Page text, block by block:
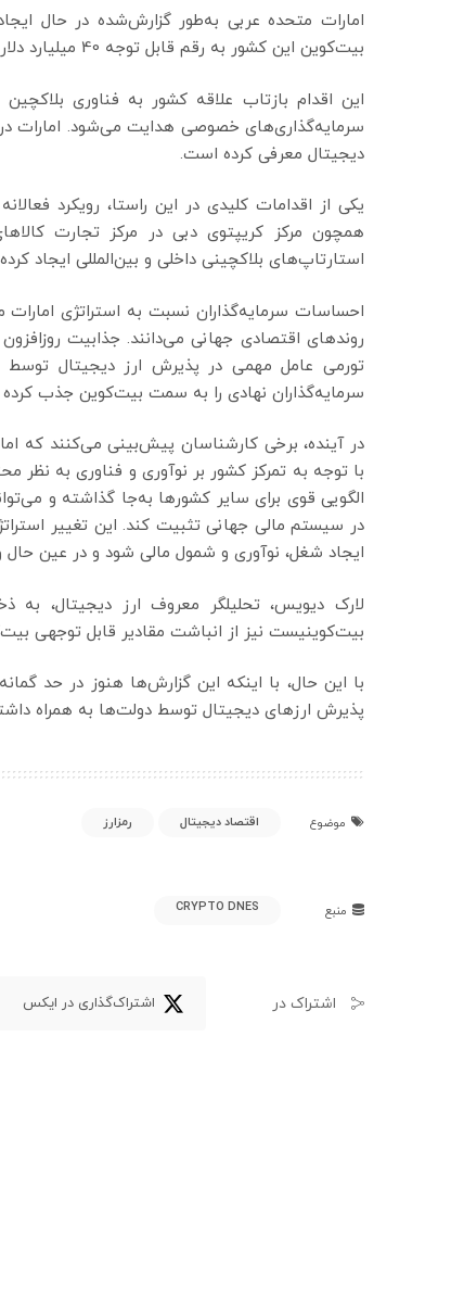
امارات متحده عربی به‌طور گزارش‌شده در حال
بیت‌کوین این کشور به رقم قابل توجه 40 میلیارد دلار رسیده است.
این اقدام بازتاب علاقه کشور به فناوری
سرمایه‌گذاری‌های خصوصی هدایت می‌شود. امارات
دیجیتال معرفی کرده است.
یکی از اقدامات کلیدی در این راستا، رویکرد
همچون مرکز کریپتوی دبی در مرکز تجارت
استارتاپ‌های بلاکچینی داخلی و بین‌المللی
احساسات سرمایه‌گذاران نسبت به استراتژی
روندهای اقتصادی جهانی می‌دانند. جذابیت
تورمی عامل مهمی در پذیرش ارز دیجیتال توسط
سرمایه‌گذاران نهادی را به سمت بیت‌کوین جذب
در آینده، برخی کارشناسان پیش‌بینی می‌کنند که
با توجه به تمرکز کشور بر نوآوری و فناوری به نظر
الگویی قوی برای سایر کشورها به‌جا گذاشته و
در سیستم مالی جهانی تثبیت کند. این تغییر
ایجاد شغل، نوآوری و شمول مالی شود و در عین
لارک دیویس، تحلیلگر معروف ارز دیجیتال،
بیت‌کوینیست نیز از انباشت مقادیر قابل توجهی
با این حال، با اینکه این گزارش‌ها هنوز در حد
پذیرش ارزهای دیجیتال توسط دولت‌ها به همراه
موضوع اقتصاد دیجیتال رمزارز
منبع CRYPTO DNES
اشتراک در اشتراک‌گذاری در ایکس